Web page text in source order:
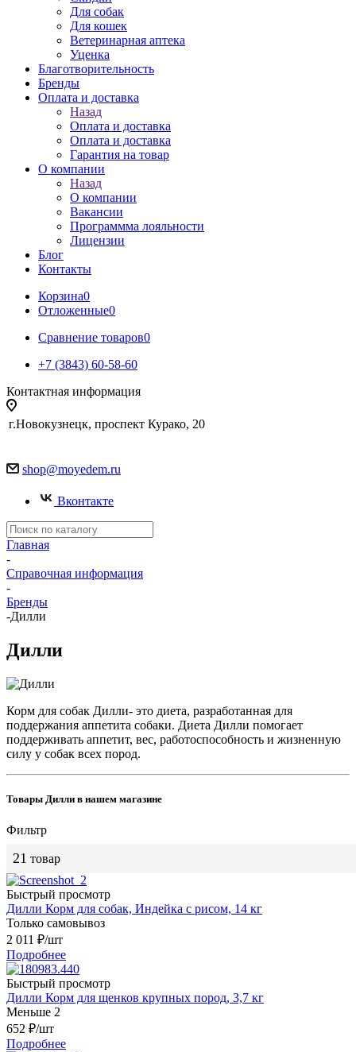
Для собак
Для кошек
Ветеринарная аптека
Уценка
Благотворительность
Бренды
Оплата и доставка
Назад
Оплата и доставка
Оплата и доставка
Гарантия на товар
О компании
Назад
О компании
Вакансии
Программма лояльности
Лицензии
Блог
Контакты
Корзина0
Отложенные0
Сравнение товаров0
+7 (3843) 60-58-60
Контактная информация
г.Новокузнецк, проспект Курако, 20
shop@moyedem.ru
Вконтакте
Главная
-
Справочная информация
-
Бренды
-Дилли
Дилли
Корм для собак Дилли- это диета, разработанная для
поддержания аппетита собаки. Диета Дилли помогает
поддерживать аппетит, вес, работоспособность и жизненную
силу у собак всех пород.
Товары Дилли в нашем магазине
Фильтр
21 товар
Быстрый просмотр
Дилли Корм для собак, Индейка с рисом, 14 кг
Только самовывоз
2 011 ₽/шт
Подробнее
Быстрый просмотр
Дилли Корм для щенков крупных пород, 3,7 кг
Меньше 2
652 ₽/шт
Подробнее